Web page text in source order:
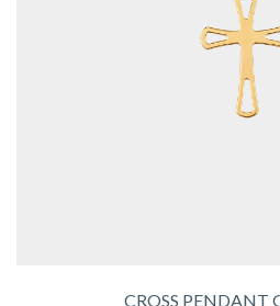
CROSS PENDANT